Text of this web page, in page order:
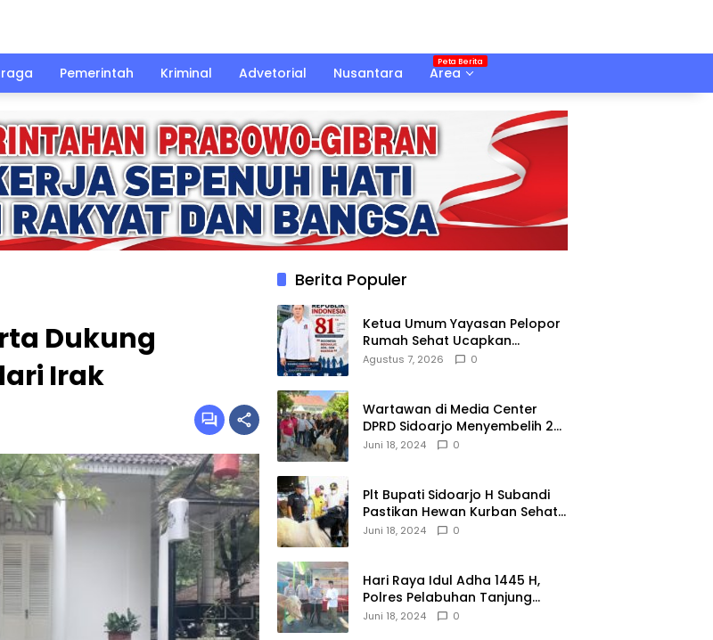
Pemerintah Kriminal Advetorial Nusantara Area
Dukung
Irak
Berita Populer
Ketua Umum Yayasan Pelopor
Rumah Sehat Ucapkan
Dirgahayu RI ke-81
Agustus 7, 2026 0
Wartawan di Media Center
DPRD Sidoarjo Menyembelih 2
Ekor Kambing
Juni 18, 2024 0
Plt Bupati Sidoarjo H Subandi
Pastikan Hewan Kurban Sehat
dan Aman
Juni 18, 2024 0
Hari Raya Idul Adha 1445 H,
Polres Pelabuhan Tanjung
Perak Salurkan 49 Hewan
Juni 18, 2024 0